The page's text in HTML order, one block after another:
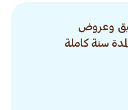
وعروض
سنة كاملة